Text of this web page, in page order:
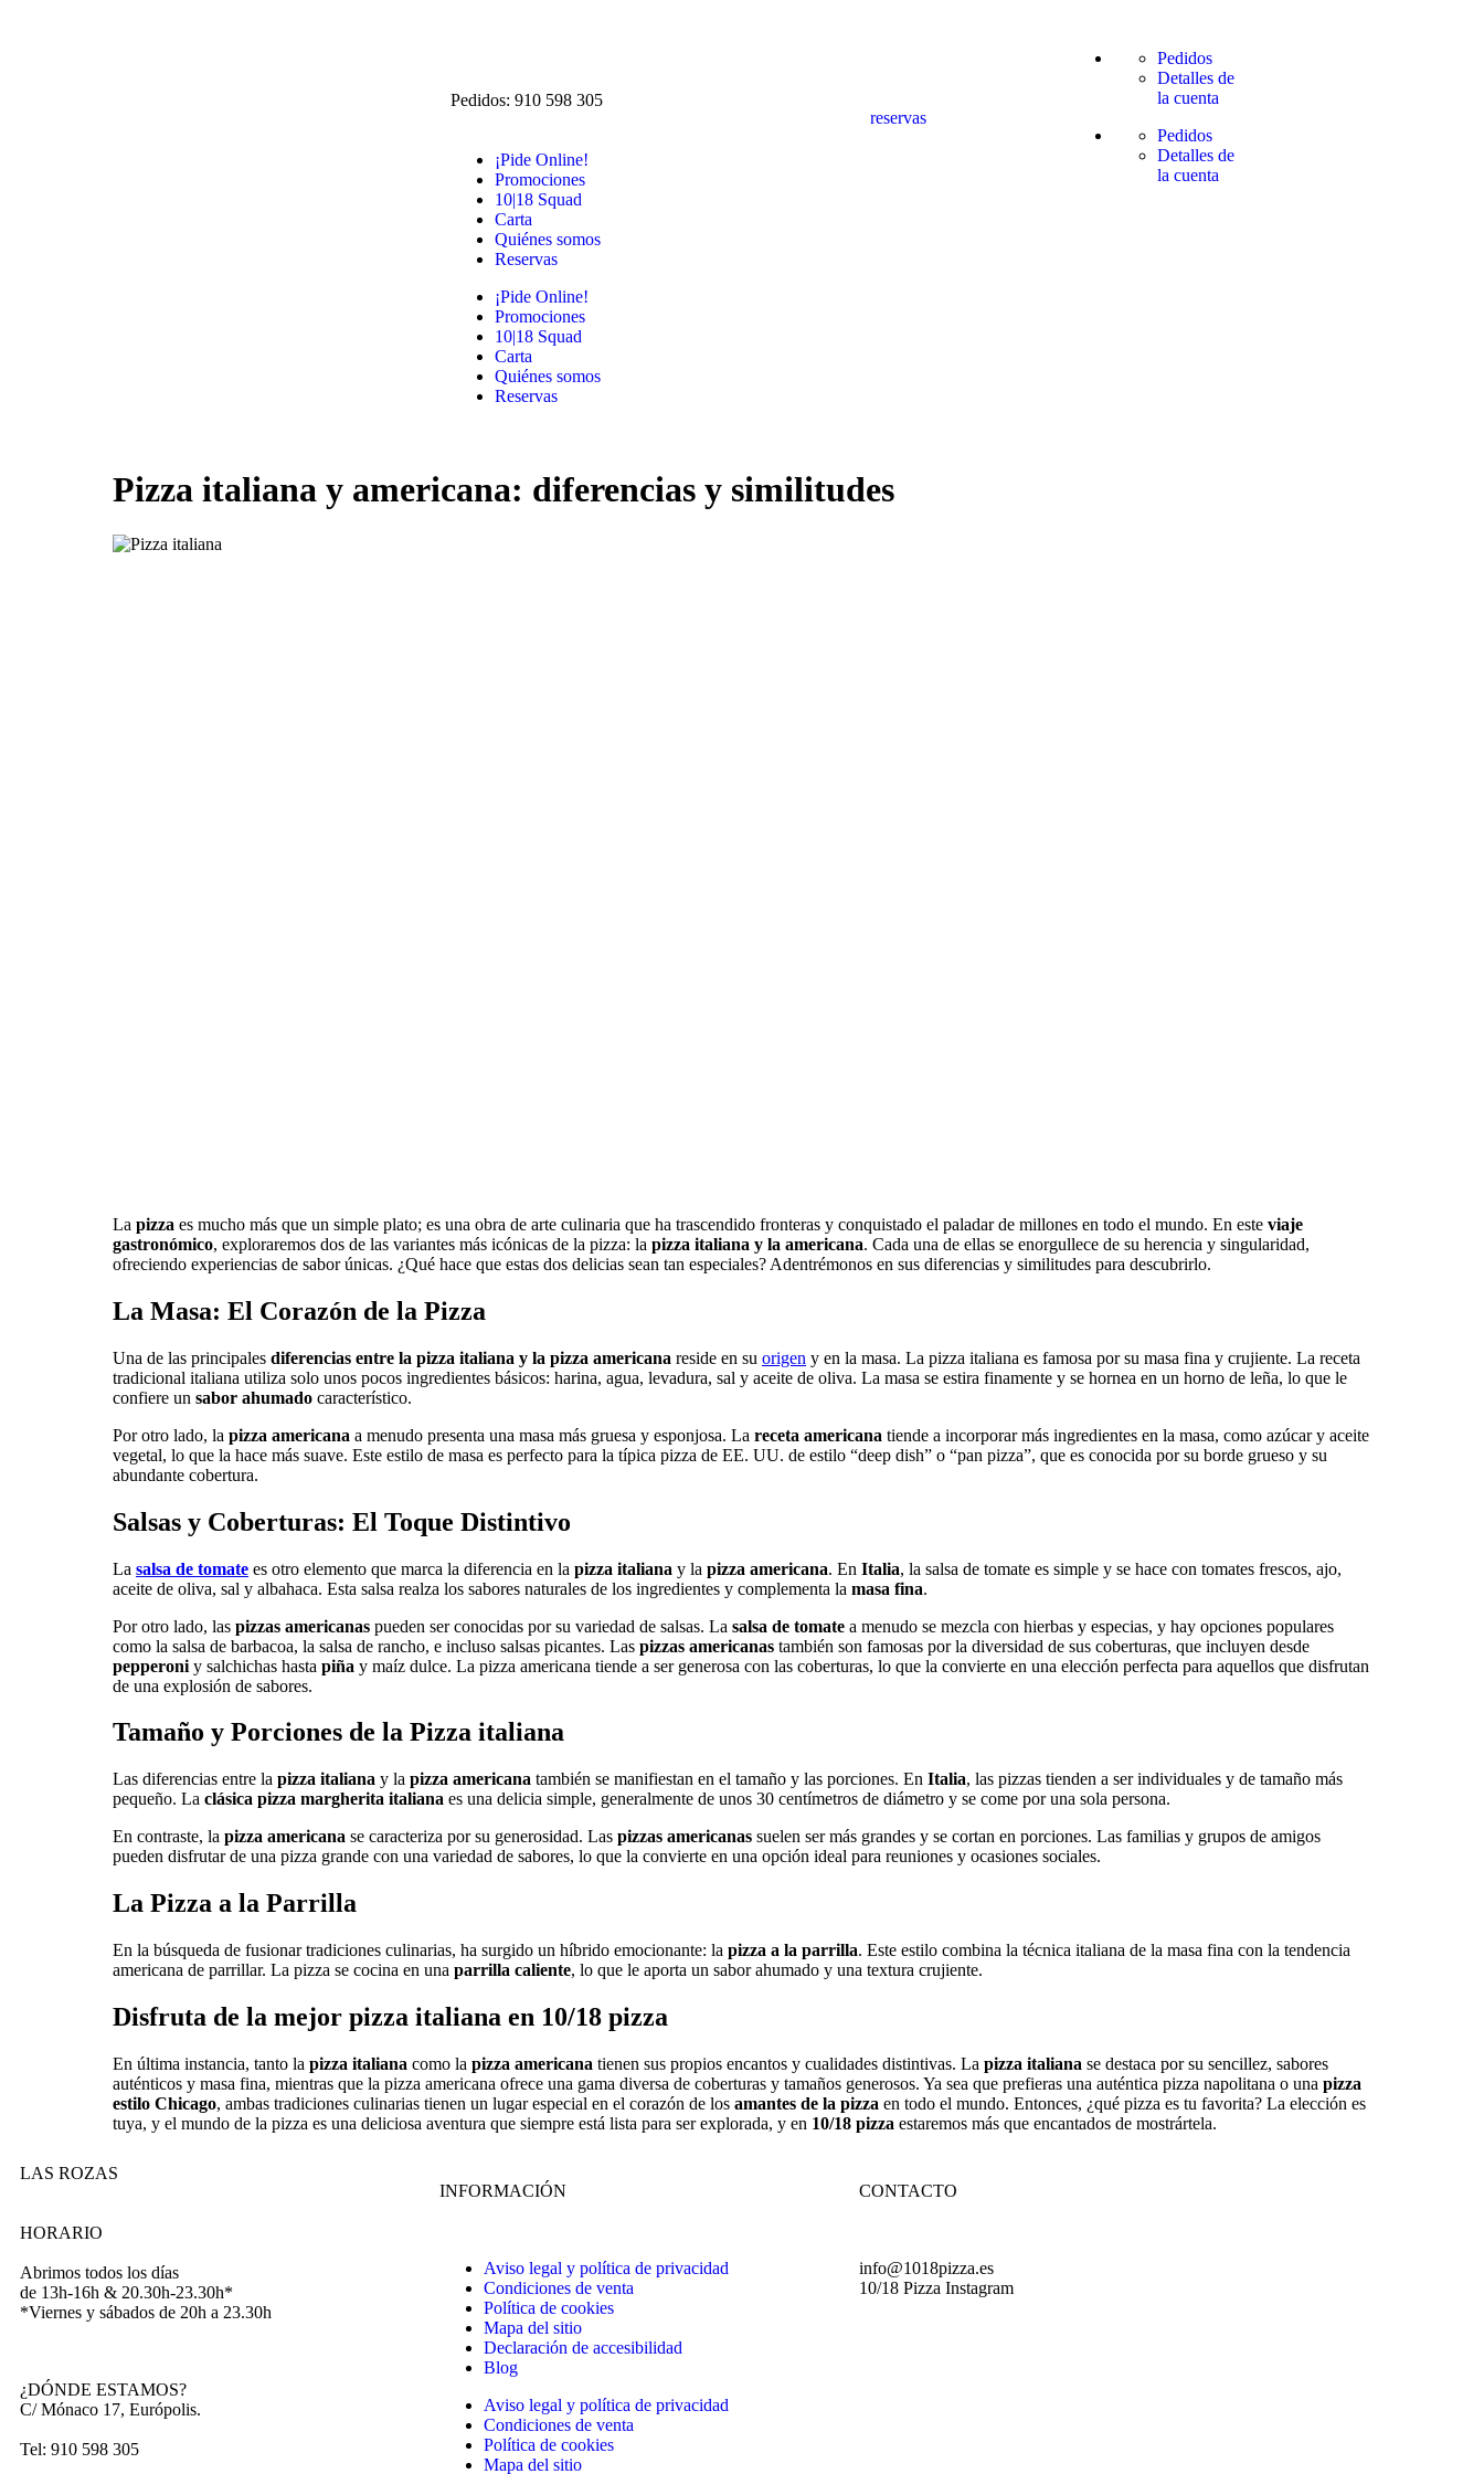
Pedidos: 910 598 305
¡Pide Online!
Promociones
10|18 Squad
Carta
Quiénes somos
Reservas
¡Pide Online!
Promociones
10|18 Squad
Carta
Quiénes somos
Reservas
reservas
Pedidos
Detalles de
la cuenta
Pedidos
Detalles de
la cuenta
Pizza italiana y americana: diferencias y similitudes
La pizza es mucho más que un simple plato; es una obra de arte culinaria que ha trascendido fronteras y conquistado el paladar de millones en todo el mundo. En este viaje
gastronómico, exploraremos dos de las variantes más icónicas de la pizza: la pizza italiana y la americana. Cada una de ellas se enorgullece de su herencia y singularidad,
ofreciendo experiencias de sabor únicas. ¿Qué hace que estas dos delicias sean tan especiales? Adentrémonos en sus diferencias y similitudes para descubrirlo.
La Masa: El Corazón de la Pizza
Una de las principales diferencias entre la pizza italiana y la pizza americana reside en su origen y en la masa. La pizza italiana es famosa por su masa fina y crujiente. La receta
tradicional italiana utiliza solo unos pocos ingredientes básicos: harina, agua, levadura, sal y aceite de oliva. La masa se estira finamente y se hornea en un horno de leña, lo que le
confiere un sabor ahumado característico.
Por otro lado, la pizza americana a menudo presenta una masa más gruesa y esponjosa. La receta americana tiende a incorporar más ingredientes en la masa, como azúcar y aceite
vegetal, lo que la hace más suave. Este estilo de masa es perfecto para la típica pizza de EE. UU. de estilo “deep dish” o “pan pizza”, que es conocida por su borde grueso y su
abundante cobertura.
Salsas y Coberturas: El Toque Distintivo
La salsa de tomate es otro elemento que marca la diferencia en la pizza italiana y la pizza americana. En Italia, la salsa de tomate es simple y se hace con tomates frescos, ajo,
aceite de oliva, sal y albahaca. Esta salsa realza los sabores naturales de los ingredientes y complementa la masa fina.
Por otro lado, las pizzas americanas pueden ser conocidas por su variedad de salsas. La salsa de tomate a menudo se mezcla con hierbas y especias, y hay opciones populares
como la salsa de barbacoa, la salsa de rancho, e incluso salsas picantes. Las pizzas americanas también son famosas por la diversidad de sus coberturas, que incluyen desde
pepperoni y salchichas hasta piña y maíz dulce. La pizza americana tiende a ser generosa con las coberturas, lo que la convierte en una elección perfecta para aquellos que disfrutan
de una explosión de sabores.
Tamaño y Porciones de la Pizza italiana
Las diferencias entre la pizza italiana y la pizza americana también se manifiestan en el tamaño y las porciones. En Italia, las pizzas tienden a ser individuales y de tamaño más
pequeño. La clásica pizza margherita italiana es una delicia simple, generalmente de unos 30 centímetros de diámetro y se come por una sola persona.
En contraste, la pizza americana se caracteriza por su generosidad. Las pizzas americanas suelen ser más grandes y se cortan en porciones. Las familias y grupos de amigos
pueden disfrutar de una pizza grande con una variedad de sabores, lo que la convierte en una opción ideal para reuniones y ocasiones sociales.
La Pizza a la Parrilla
En la búsqueda de fusionar tradiciones culinarias, ha surgido un híbrido emocionante: la pizza a la parrilla. Este estilo combina la técnica italiana de la masa fina con la tendencia
americana de parrillar. La pizza se cocina en una parrilla caliente, lo que le aporta un sabor ahumado y una textura crujiente.
Disfruta de la mejor pizza italiana en 10/18 pizza
En última instancia, tanto la pizza italiana como la pizza americana tienen sus propios encantos y cualidades distintivas. La pizza italiana se destaca por su sencillez, sabores
auténticos y masa fina, mientras que la pizza americana ofrece una gama diversa de coberturas y tamaños generosos. Ya sea que prefieras una auténtica pizza napolitana o una pizza
estilo Chicago, ambas tradiciones culinarias tienen un lugar especial en el corazón de los amantes de la pizza en todo el mundo. Entonces, ¿qué pizza es tu favorita? La elección es
tuya, y el mundo de la pizza es una deliciosa aventura que siempre está lista para ser explorada, y en 10/18 pizza estaremos más que encantados de mostrártela.
LAS ROZAS
HORARIO
Abrimos todos los días
de 13h-16h & 20.30h-23.30h*
*Viernes y sábados de 20h a 23.30h
¿DÓNDE ESTAMOS?
C/ Mónaco 17, Európolis.
Tel: 910 598 305
INFORMACIÓN
Aviso legal y política de privacidad
Condiciones de venta
Política de cookies
Mapa del sitio
Declaración de accesibilidad
Blog
Aviso legal y política de privacidad
Condiciones de venta
Política de cookies
Mapa del sitio
CONTACTO
info@1018pizza.es
10/18 Pizza Instagram